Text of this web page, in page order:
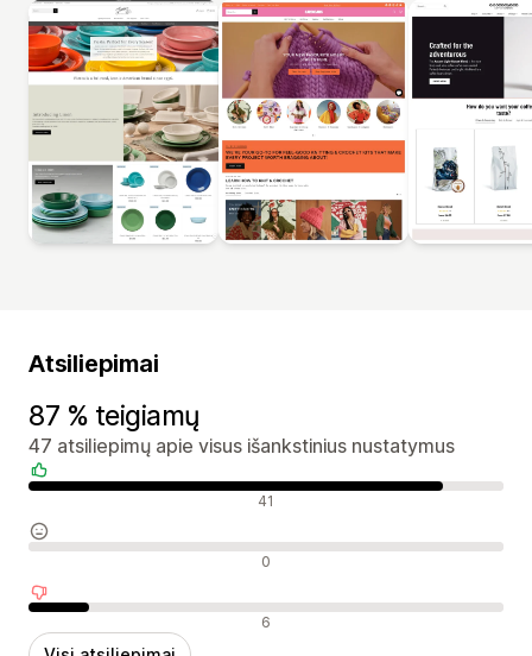
Atsiliepimai
87 % teigiamų
47 atsiliepimų apie visus išankstinius nustatymus
Teigiami atsiliepimai 41
Neutralūs atsiliepimai 0
Neigiami atsiliepimai 6